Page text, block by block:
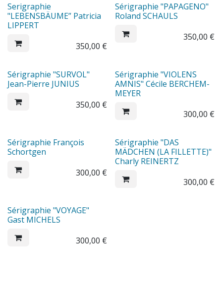
Serigraphie
"LEBENSBÄUME” Patricia
LIPPERT
350,00 €
Sérigraphie "PAPAGENO"
Roland SCHAULS
350,00 €
Sérigraphie "SURVOL"
Jean-Pierre JUNIUS
350,00 €
Sérigraphie "VIOLENS
AMNIS" Cécile BERCHEM-
MEYER
300,00 €
Sérigraphie François
Schortgen
300,00 €
Sérigraphie "DAS
MÄDCHEN (LA FILLETTE)"
Charly REINERTZ
300,00 €
Sérigraphie "VOYAGE"
Gast MICHELS
300,00 €